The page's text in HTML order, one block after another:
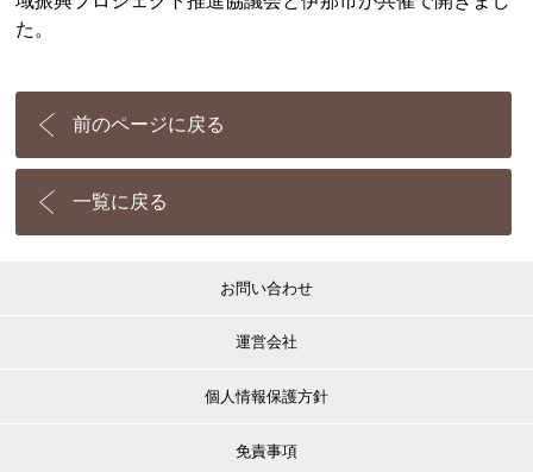
た。
前のページに戻る
一覧に戻る
お問い合わせ
運営会社
個人情報保護方針
免責事項